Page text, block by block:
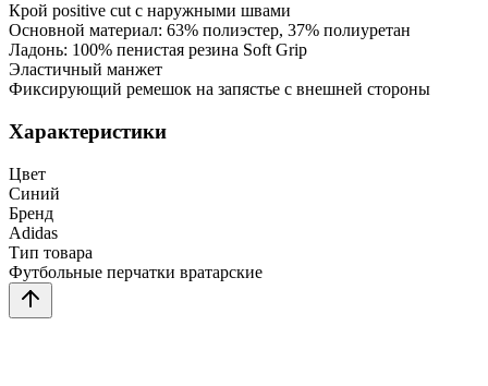
Крой positive cut с наружными швами
Основной материал: 63% полиэстер, 37% полиуретан
Ладонь: 100% пенистая резина Soft Grip
Эластичный манжет
Фиксирующий ремешок на запястье с внешней стороны
Характеристики
Цвет
Синий
Бренд
Adidas
Тип товара
Футбольные перчатки вратарские